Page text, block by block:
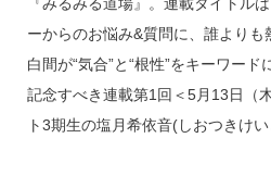
ーからのお悩み&質問に、誰より
白間が“気合”と“根性”をキーワード
記念すべき連載第1回＜5月13日（
ト3期生の塩月希依音(しおつきけい